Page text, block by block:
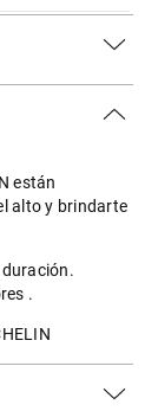
están
alto y brindarte
.